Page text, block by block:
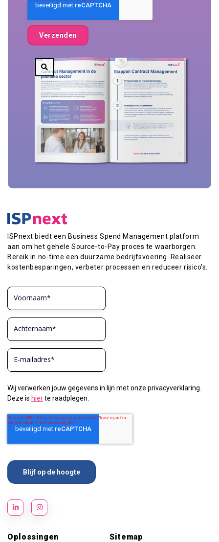
ISPnext biedt een Business Spend Management platform
aan om het gehele Source-to-Pay proces te waarborgen.
Bereik in no-time een duurzame bedrijfsvoering. Realiseer
kostenbesparingen, verbeter processen en reduceer risico’s.
Wij verwerken jouw gegevens in lijn met onze privacyverklaring.
Deze is hierte raadplegen.
Oplossingen Sitemap